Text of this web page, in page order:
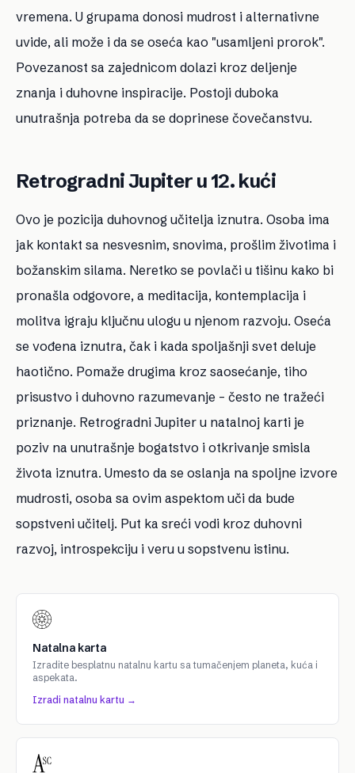
vremena. U grupama donosi mudrost i alternativne
uvide, ali može i da se oseća kao "usamljeni prorok".
Povezanost sa zajednicom dolazi kroz deljenje
znanja i duhovne inspiracije. Postoji duboka
unutrašnja potreba da se doprinese čovečanstvu.
Retrogradni Jupiter u 12. kući
Ovo je pozicija duhovnog učitelja iznutra. Osoba ima
jak kontakt sa nesvesnim, snovima, prošlim životima i
božanskim silama. Neretko se povlači u tišinu kako bi
pronašla odgovore, a meditacija, kontemplacija i
molitva igraju ključnu ulogu u njenom razvoju. Oseća
se vođena iznutra, čak i kada spoljašnji svet deluje
haotično. Pomaže drugima kroz saosećanje, tiho
prisustvo i duhovno razumevanje – često ne tražeći
priznanje. Retrogradni Jupiter u natalnoj karti je
poziv na unutrašnje bogatstvo i otkrivanje smisla
života iznutra. Umesto da se oslanja na spoljne izvore
mudrosti, osoba sa ovim aspektom uči da bude
sopstveni učitelj. Put ka sreći vodi kroz duhovni
razvoj, introspekciju i veru u sopstvenu istinu.
Natalna karta
Izradite besplatnu natalnu kartu sa tumačenjem planeta, kuća i
aspekata.
Izradi natalnu kartu →